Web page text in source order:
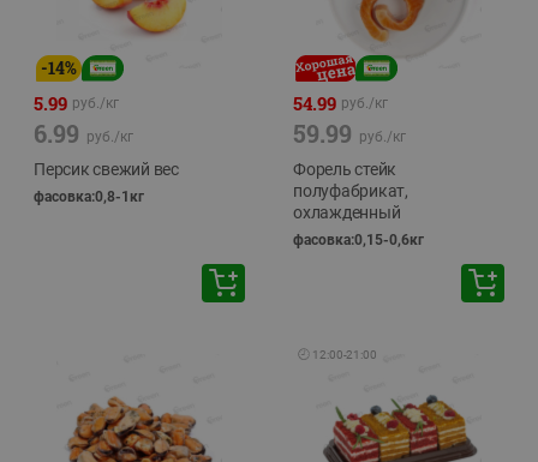
-14%
5.99 руб./кг
6.99 руб./кг
Персик свежий вес
фасовка:0,8-1кг
54.99 руб./кг
59.99 руб./кг
Форель стейк
полуфабрикат,
охлажденный
фасовка:0,15-0,6кг
🕘 12:00-21:00